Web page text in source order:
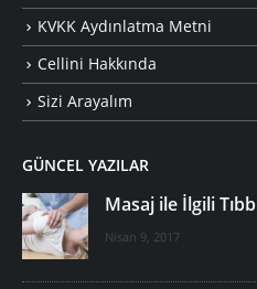
KVKK Aydınlatma Metni
Cellini Hakkında
Sizi Arayalım
GÜNCEL YAZILAR
Masaj ile İlgili
Nisan 9, 2017